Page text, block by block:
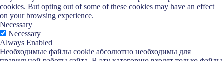
cookies. But opting out of some of these cookies may have an effect
on your browsing experience.
Necessary
Necessary
Always Enabled
Необходимые файлы cookie абсолютно необходимы для